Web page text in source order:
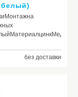
изливДа
без доставки